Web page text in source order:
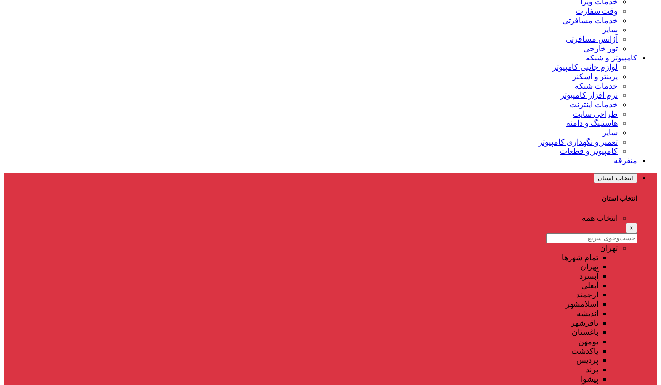
خدمات ویزا
وقت سفارت
خدمات مسافرتی
سایر
آژانس مسافرتی
تور خارجی
کامپیوتر و شبکه
لوازم جانبی کامپیوتر
پرینتر و اسکنر
خدمات شبکه
نرم افزار کامپیوتر
خدمات اینترنت
طراحی سایت
هاستینگ و دامنه
سایر
تعمیر و نگهداری کامپیوتر
کامپیوتر و قطعات
متفرقه
انتخاب استان
انتخاب استان
انتخاب همه
×
تهران
تمام شهر‌ها
تهران
آبسرد
آبعلی
ارجمند
اسلامشهر
اندیشه
باقرشهر
باغستان
بومهن
پاکدشت
پردیس
پرند
پیشوا